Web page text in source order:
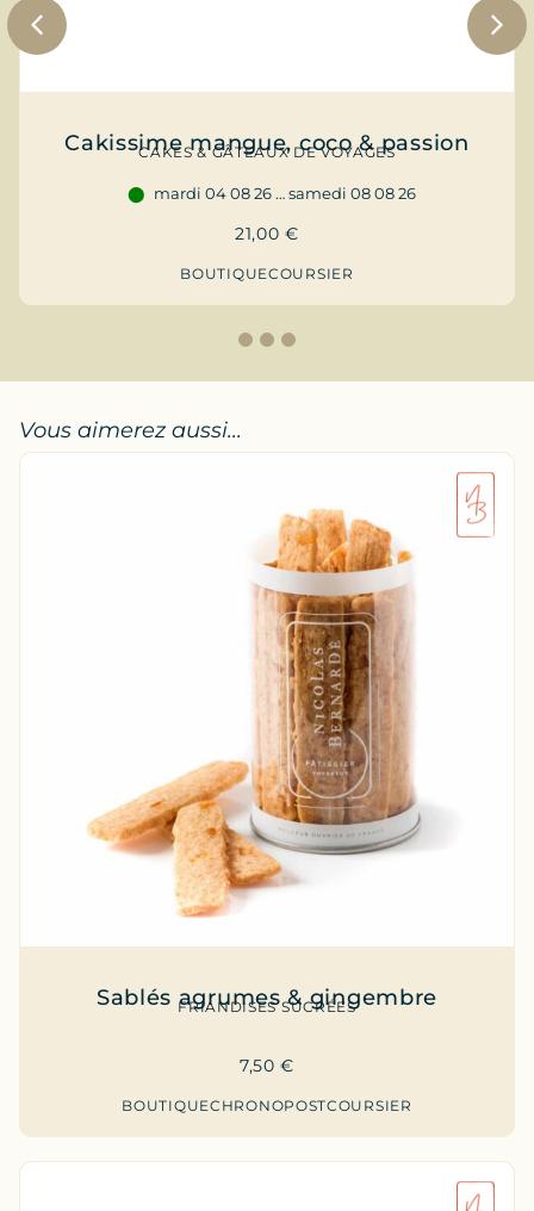
Cakissime mangue, coco & passion
CAKES & GÂTEAUX DE VOYAGES
mardi 04 08 26 … samedi 08 08 26
21,00€
BOUTIQUECOURSIER
Vous aimerez aussi...
Sablés agrumes & gingembre
FRIANDISES SUCRÉES
7,50€
BOUTIQUECHRONOPOSTCOURSIER